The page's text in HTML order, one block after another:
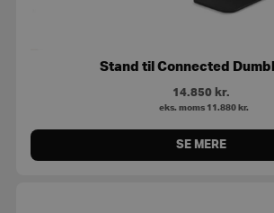
Stand til Connected
14.850 kr.
eks. moms 11.880 kr.
SE MERE